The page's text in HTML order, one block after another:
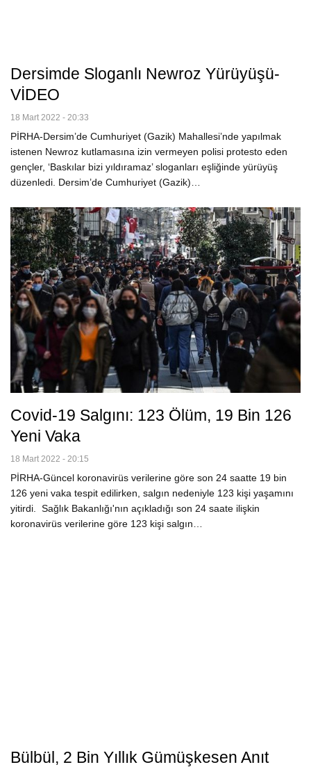
Dersimde Sloganlı Newroz Yürüyüşü-
VİDEO
18 Mart 2022 - 20:33
PİRHA-Dersim’de Cumhuriyet (Gazik) Mahallesi’nde yapılmak
istenen Newroz kutlamasına izin vermeyen polisi protesto eden
gençler, ‘Baskılar bizi yıldıramaz’ sloganları eşliğinde yürüyüş
düzenledi. Dersim’de Cumhuriyet (Gazik)…
Covid-19 Salgını: 123 Ölüm, 19 Bin 126
Yeni Vaka
18 Mart 2022 - 20:15
PİRHA-Güncel koronavirüs verilerine göre son 24 saatte 19 bin
126 yeni vaka tespit edilirken, salgın nedeniyle 123 kişi yaşamını
yitirdi. Sağlık Bakanlığı'nın açıkladığı son 24 saate ilişkin
koronavirüs verilerine göre 123 kişi salgın…
Bülbül, 2 Bin Yıllık Gümüşkesen Anıt